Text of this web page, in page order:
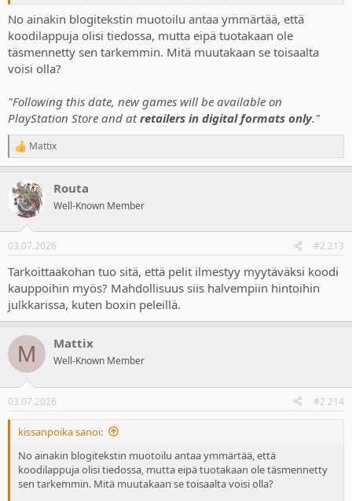
No ainakin blogitekstin muotoilu antaa ymmärtää, että
koodilappuja olisi tiedossa, mutta eipä tuotakaan ole
täsmennetty sen tarkemmin. Mitä muutakaan se toisaalta
voisi olla?
"Following this date, new games will be available on
PlayStation Store and atretailers in digital formats only."
R
e
c
t
s
Mattix
Routa
Well-Known Member
03.07.2026 #2 213
Tarkoittaakohan tuo sitä, että pelit ilmestyy myytäväksi koodi
kauppoihin myös? Mahdollisuus siis halvempiin hintoihin
julkkarissa, kuten boxin peleillä.
M Mattix
Well-Known Member
03.07.2026 #2 214
kissanpoika sanoi:
No ainakin blogitekstin muotoilu antaa ymmärtää, että
koodilappuja olisi tiedossa, mutta eipä tuotakaan ole täsmennetty
sen tarkemmin. Mitä muutakaan se toisaalta voisi olla?